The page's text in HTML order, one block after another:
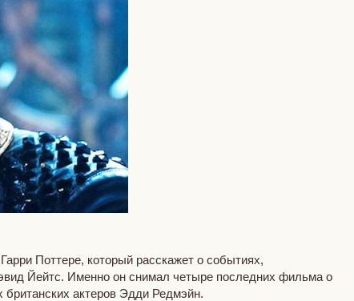
Поттере, который расскажет о событиях,
Йейтс. Именно он снимал четыре последних фильма о
британских актеров Эдди Редмэйн.